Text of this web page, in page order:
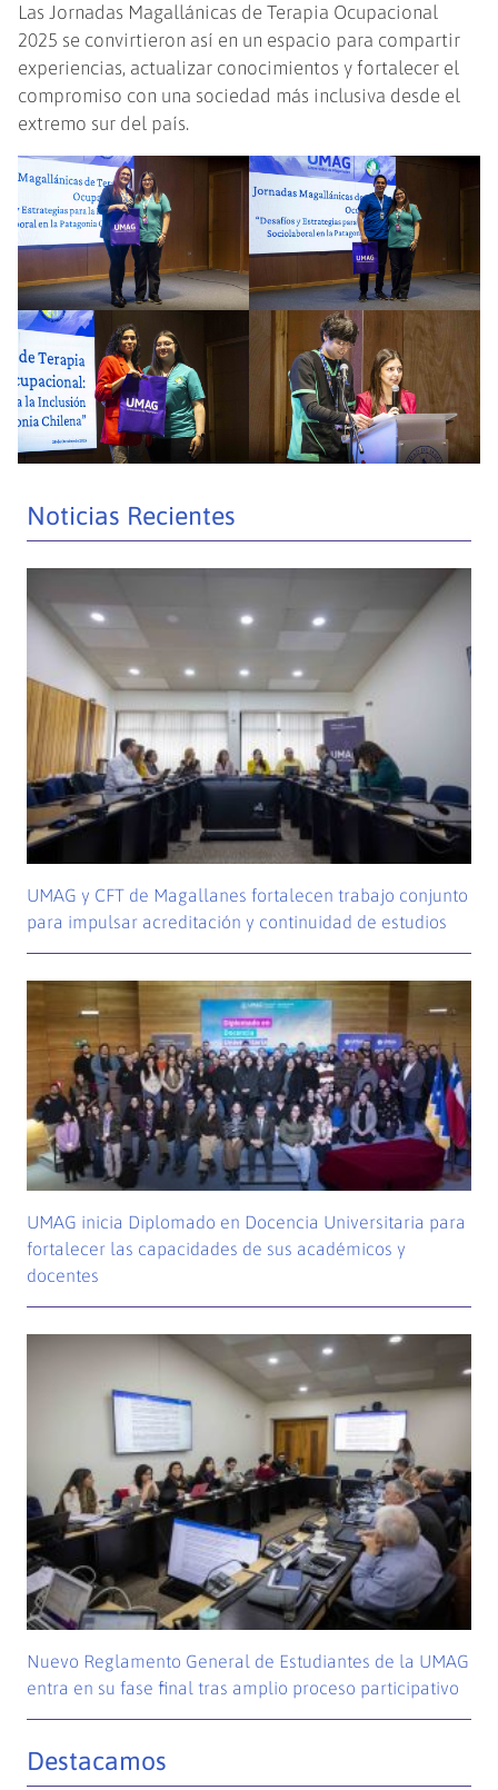
Las Jornadas Magallánicas de Terapia Ocupacional
2025 se convirtieron así en un espacio para compartir
experiencias, actualizar conocimientos y fortalecer el
compromiso con una sociedad más inclusiva desde el
extremo sur del país.
Noticias Recientes
UMAG y CFT de Magallanes fortalecen trabajo conjunto
para impulsar acreditación y continuidad de estudios
UMAG inicia Diplomado en Docencia Universitaria para
fortalecer las capacidades de sus académicos y
docentes
Nuevo Reglamento General de Estudiantes de la UMAG
entra en su fase final tras amplio proceso participativo
Destacamos